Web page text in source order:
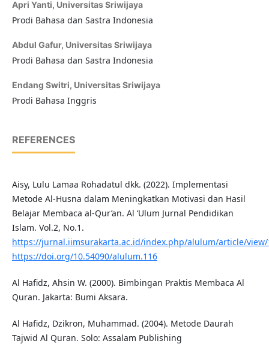
Apri Yanti, Universitas Sriwijaya
Prodi Bahasa dan Sastra Indonesia
Abdul Gafur, Universitas Sriwijaya
Prodi Bahasa dan Sastra Indonesia
Endang Switri, Universitas Sriwijaya
Prodi Bahasa Inggris
REFERENCES
Aisy, Lulu Lamaa Rohadatul dkk. (2022). Implementasi
Metode Al-Husna dalam Meningkatkan Motivasi dan Hasil
Belajar Membaca al-Qur’an. Al ‘Ulum Jurnal Pendidikan
Islam. Vol.2, No.1.
https://jurnal.iimsurakarta.ac.id/index.php/alulum/article/view/
https://doi.org/10.54090/alulum.116
Al Hafidz, Ahsin W. (2000). Bimbingan Praktis Membaca Al
Quran. Jakarta: Bumi Aksara.
Al Hafidz, Dzikron, Muhammad. (2004). Metode Daurah
Tajwid Al Quran. Solo: Assalam Publishing